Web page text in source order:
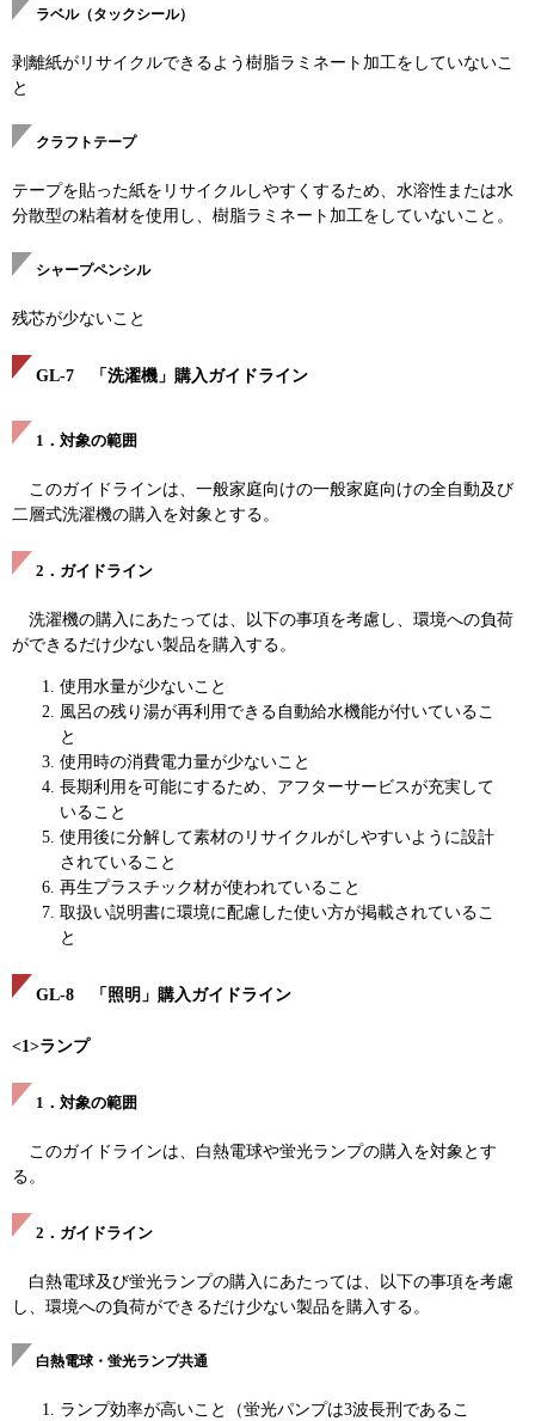
ラベル（タックシール）
剥離紙がリサイクルできるよう樹脂ラミネート加工をしていないこ
と
クラフトテープ
テープを貼った紙をリサイクルしやすくするため、水溶性または水
分散型の粘着材を使用し、樹脂ラミネート加工をしていないこと。
シャープペンシル
残芯が少ないこと
GL-7 「洗濯機」購入ガイドライン
1．対象の範囲
このガイドラインは、一般家庭向けの一般家庭向けの全自動及び
二層式洗濯機の購入を対象とする。
2．ガイドライン
洗濯機の購入にあたっては、以下の事項を考慮し、環境への負荷
ができるだけ少ない製品を購入する。
使用水量が少ないこと
風呂の残り湯が再利用できる自動給水機能が付いているこ
と
使用時の消費電力量が少ないこと
長期利用を可能にするため、アフターサービスが充実して
いること
使用後に分解して素材のリサイクルがしやすいように設計
されていること
再生プラスチック材が使われていること
取扱い説明書に環境に配慮した使い方が掲載されているこ
と
GL-8 「照明」購入ガイドライン
<1>ランプ
1．対象の範囲
このガイドラインは、白熱電球や蛍光ランプの購入を対象とす
る。
2．ガイドライン
白熱電球及び蛍光ランプの購入にあたっては、以下の事項を考慮
し、環境への負荷ができるだけ少ない製品を購入する。
白熱電球・蛍光ランプ共通
ランプ効率が高いこと（蛍光パンプは3波長刑であるこ